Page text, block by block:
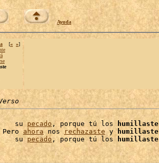
Ayuda
[« »]
su pecado, porque tú los humillaste
Pero ahora nos rechazaste y humillaste
su pecado , porque tú los humillaste